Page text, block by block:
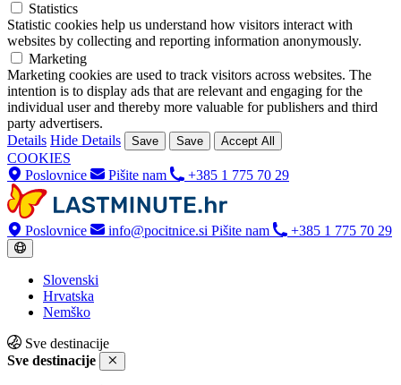
Statistics
Statistic cookies help us understand how visitors interact with
websites by collecting and reporting information anonymously.
Marketing
Marketing cookies are used to track visitors across websites. The
intention is to display ads that are relevant and engaging for the
individual user and thereby more valuable for publishers and third
party advertisers.
Details Hide Details Save Save Accept All
COOKIES
Poslovnice
Pišite nam +385 1 775 70 29
Poslovnice info@pocitnice.si Pišite nam +385 1 775 70 29
Slovenski
Hrvatska
Nemško
Sve destinacije
Sve destinacije